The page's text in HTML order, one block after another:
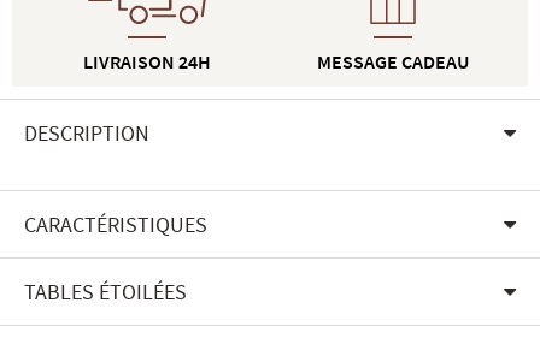
LIVRAISON 24H MESSAGE CADEAU
DESCRIPTION
CARACTÉRISTIQUES
TABLES ÉTOILÉES